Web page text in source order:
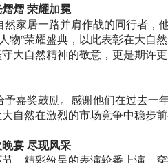
熠 荣耀加冕
家居一路并肩作战的同行者，
”荣耀盛典，以此表彰在大自
大自然精神的敬意，更是期许
嘉奖鼓励。感谢他们在过去一
自然在激烈的市场竞争中稳步前
宴 尽现风采